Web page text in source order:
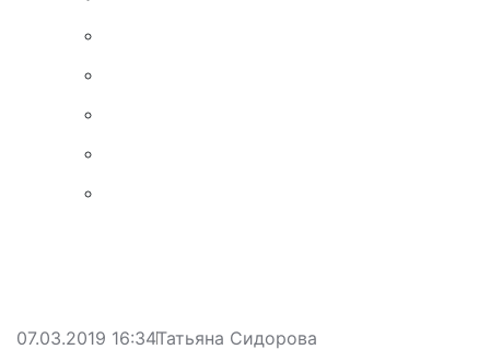
07.03.2019 16:34Татьяна Сидорова